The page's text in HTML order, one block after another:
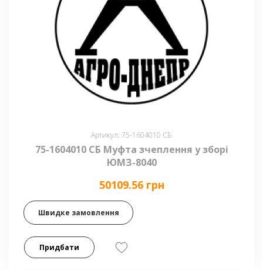
Артикул: 75-1604010 СБ
75-1604010 СБ Муфта зчеплення у зборі
ЮМЗ-8040
50109.56 грн
Швидке замовлення
Придбати